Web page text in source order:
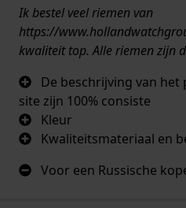
Ik bestel veel riemen van
https://
kwaliteit top. Alle riemen zijn
De beschrijving van
site zijn 100% consiste
Kleur
Kwaliteitsmateriaal en
Voor een Russische